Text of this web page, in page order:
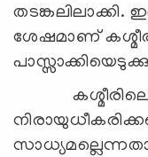
തടങ്കലിലാക്കി.
ശേഷമാണ്
കശ്മീരിലെ